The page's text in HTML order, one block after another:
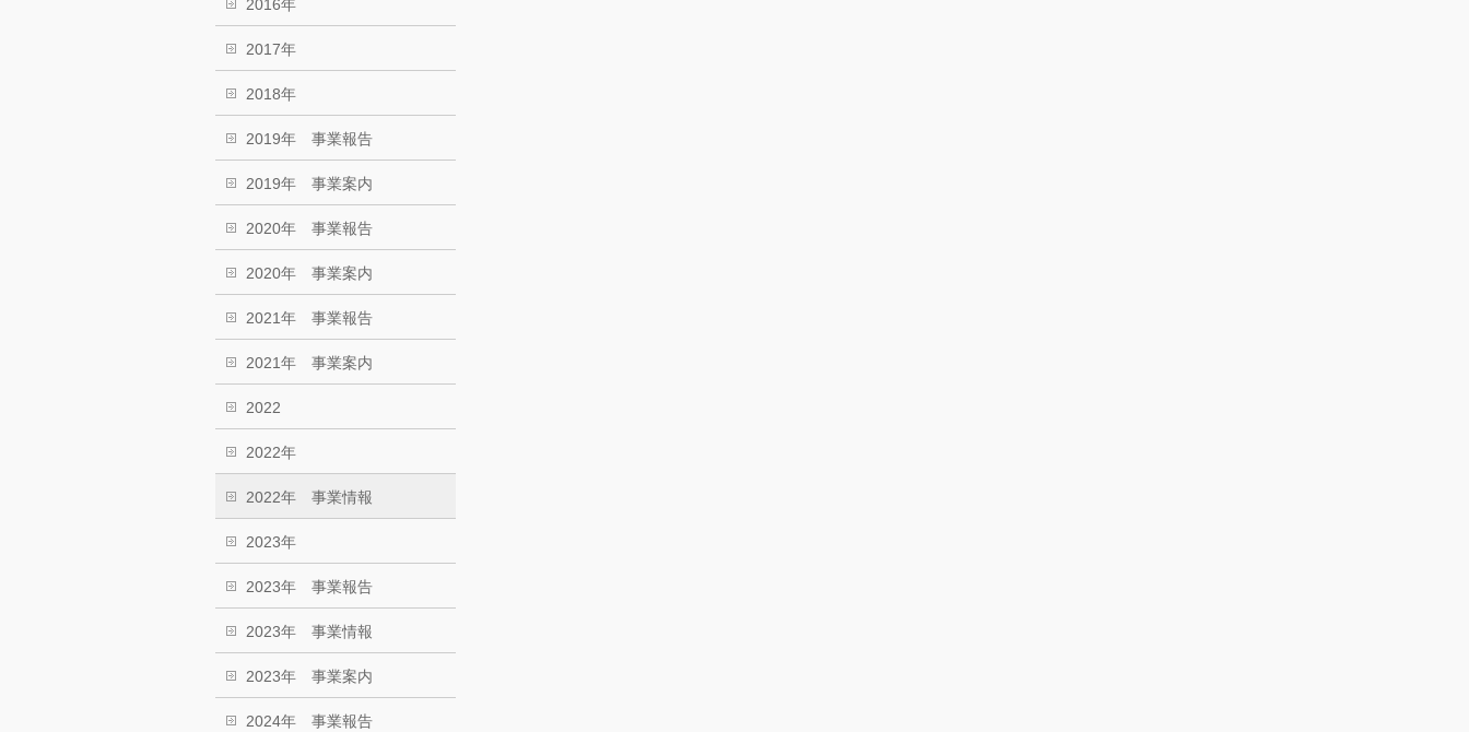
2016年
2017年
2018年
2019年 事業報告
2019年 事業案内
2020年 事業報告
2020年 事業案内
2021年 事業報告
2021年 事業案内
2022
2022年
2022年 事業情報
2023年
2023年 事業報告
2023年 事業情報
2023年 事業案内
2024年 事業報告